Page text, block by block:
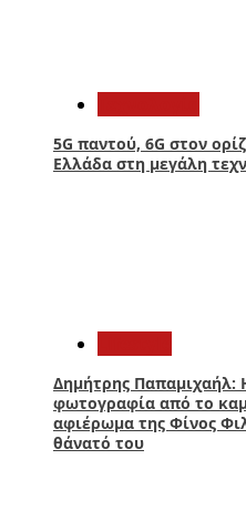
5G παντού, 6G στον
Ελλάδα στη μεγάλη
Δημήτρης Παπαμιχαήλ:
φωτογραφία από το
αφιέρωμα της Φίνος
θάνατό του